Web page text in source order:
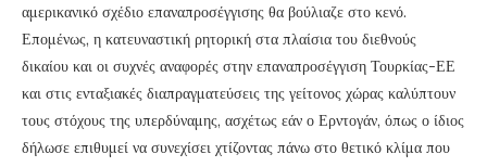
αμερικανικό σχέδιο επαναπροσέγγισης θα βούλιαζε στο κενό.
Επομένως, η κατευναστική ρητορική στα πλαίσια του διεθνούς
δικαίου και οι συχνές αναφορές στην επαναπροσέγγιση Τουρκίας-ΕΕ
και στις ενταξιακές διαπραγματεύσεις της γείτονος χώρας καλύπτουν
τους στόχους της υπερδύναμης, ασχέτως εάν ο Ερντογάν, όπως ο ίδιος
δήλωσε επιθυμεί να συνεχίσει χτίζοντας πάνω στο θετικό κλίμα που